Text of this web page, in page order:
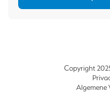
Copyright
Algemene